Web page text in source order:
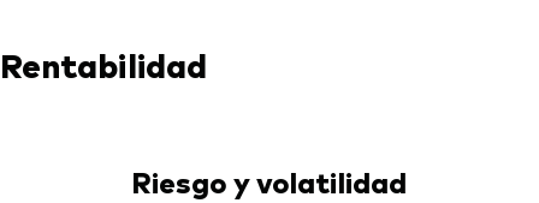
Rentabilidad
Riesgo y volatilidad